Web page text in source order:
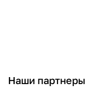
Наши партнеры